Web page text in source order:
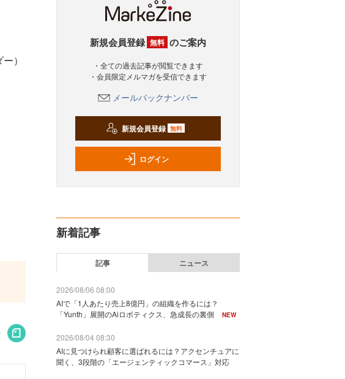
）
新規会員登録 無料 のご案内
・全ての過去記事が閲覧できます
・会員限定メルマガを受信できます
メールバックナンバー
新規会員登録 無料
ログイン
新着記事
記事 ニュース
2026/08/06 08:00
AIで「1人あたり売上8億円」の組織を作るには？
「Yunth」展開のAiロボティクス、急成長の裏側
NEW
2026/08/04 08:30
AIに見つけられ顧客に選ばれるには？アクセンチュアに
聞く、3段階の「エージェンティックコマース」対応